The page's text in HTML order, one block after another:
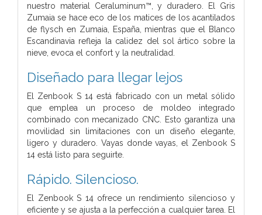
nuestro material Ceraluminum™, y duradero. El Gris
Zumaia se hace eco de los matices de los acantilados
de flysch en Zumaia, España, mientras que el Blanco
Escandinavia refleja la calidez del sol ártico sobre la
nieve, evoca el confort y la neutralidad.
Diseñado para llegar lejos
El Zenbook S 14 está fabricado con un metal sólido
que emplea un proceso de moldeo integrado
combinado con mecanizado CNC. Esto garantiza una
movilidad sin limitaciones con un diseño elegante,
ligero y duradero. Vayas donde vayas, el Zenbook S
14 está listo para seguirte.
Rápido. Silencioso.
El Zenbook S 14 ofrece un rendimiento silencioso y
eficiente y se ajusta a la perfección a cualquier tarea. El